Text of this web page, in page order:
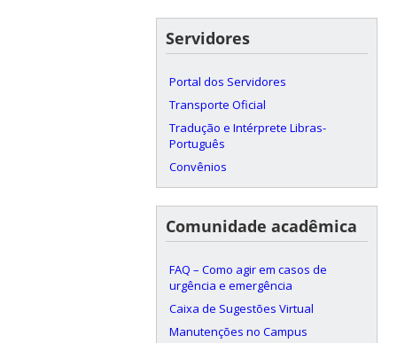
Servidores
Portal dos Servidores
Transporte Oficial
Tradução e Intérprete Libras-
Português
Convênios
Comunidade acadêmica
FAQ – Como agir em casos de
urgência e emergência
Caixa de Sugestões Virtual
Manutenções no Campus